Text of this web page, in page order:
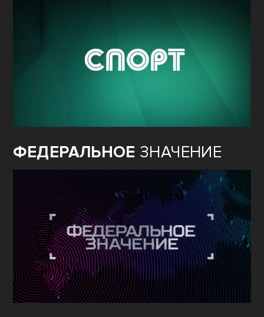
ФЕДЕРАЛЬНОЕ ЗНАЧЕНИЕ